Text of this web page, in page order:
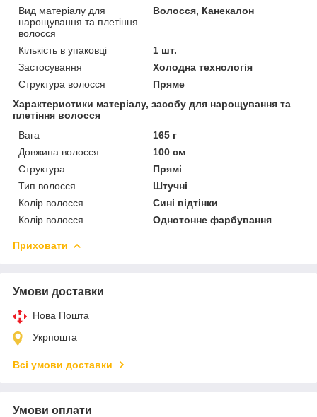
Вид матеріалу для
нарощування та плетіння
волосся
Волосся, Канекалон
Кількість в упаковці
1 шт.
Застосування
Холодна технологія
Структура волосся
Пряме
Характеристики матеріалу, засобу для нарощування та
плетіння волосся
Вага
165 г
Довжина волосся
100 см
Структура
Прямі
Тип волосся
Штучні
Колір волосся
Сині відтінки
Колір волосся
Однотонне фарбування
Приховати
Умови доставки
Нова Пошта
Укрпошта
Всі умови доставки
Умови оплати